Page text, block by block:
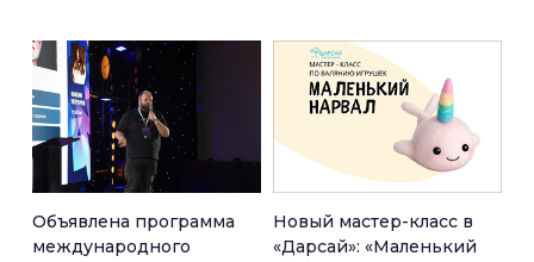
Объявлена программа
международного
Новый мастер-класс в
«Дарсай»: «Маленький